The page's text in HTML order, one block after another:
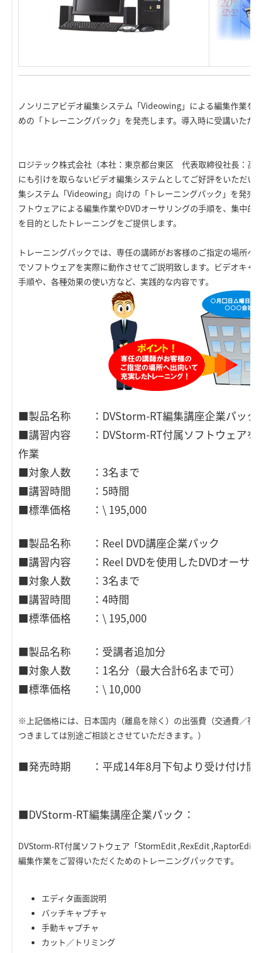
ノンリニアビデオ編集システム「Videowing」による編集作業を
めの「トレーニングパック」を発売します。導入時に受講いただ
ロジテック株式会社（本社：東京都台東区 代表取締役社長：高
にも引けを取らないビデオ編集システムとしてご好評をいただい
集システム「Videowing」向けの「トレーニングパック」を発売
フトウェアによる編集作業やDVDオーサリングの手順を、集中的
を目的としたトレーニングをご提供します。
トレーニングパックでは、専任の講師がお客様のご指定の場所
でソフトウェアを実際に動作させてご説明致します。ビデオキャ
手順や、各種効果の使い方など、実践的な内容です。
■製品名称 ：DVStorm-RT編集講座企業パック
■講習内容 ：DVStorm-RT付属ソフトウェアを
作業
■対象人数 ：3名まで
■講習時間 ：5時間
■標準価格 ：\ 195,000
■製品名称 ：Reel DVD講座企業パック
■講習内容 ：Reel DVDを使用したDVDオーサリ
■対象人数 ：3名まで
■講習時間 ：4時間
■標準価格 ：\ 195,000
■製品名称 ：受講者追加分
■対象人数 ：1名分（最大合計6名まで可）
■標準価格 ：\ 10,000
※上記価格には、日本国内（離島を除く）の出張費（交通費／宿
つきましては別途ご相談とさせていただきます。）
■発売時期 ：平成14年8月下旬より受け付け開
■DVStorm-RT編集講座企業パック：
DVStorm-RT付属ソフトウェア「StormEdit ,RexEdit ,RaptorEdit
編集作業をご習得いただくためのトレーニングパックです。
エディタ画面説明
バッチキャプチャ
手動キャプチャ
カット／トリミング